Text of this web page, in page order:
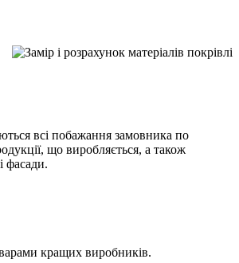
всі побажання замовника по
що виробляється, а також
фасади.
кращих виробників.